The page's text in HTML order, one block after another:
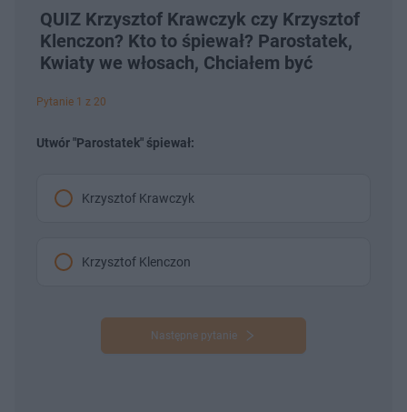
QUIZ Krzysztof Krawczyk czy Krzysztof
Klenczon? Kto to śpiewał? Parostatek,
Kwiaty we włosach, Chciałem być
Pytanie 1 z 20
Utwór "Parostatek" śpiewał:
Krzysztof Krawczyk
Krzysztof Klenczon
Następne pytanie